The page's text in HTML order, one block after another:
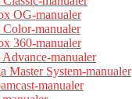
OG-manualer
manualer
360-manualer
manualer
Master System-manualer
manualer